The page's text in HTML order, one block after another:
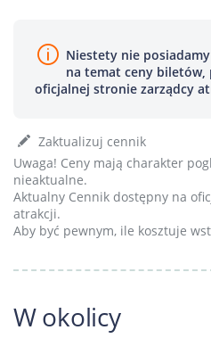
Niestety nie
na temat ceny biletów,
oficjalnej stronie zarządcy
Zaktualizuj cennik
Uwaga! Ceny mają charakter
nieaktualne.
Aktualny Cennik dostępny na
atrakcji.
Aby być pewnym, ile kosztuje
W okolicy